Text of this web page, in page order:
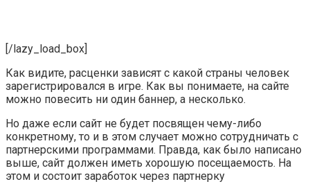
[/lazy_load_box]
Как видите, расценки зависят с какой страны человек
зарегистрировался в игре. Как вы понимаете, на сайте
можно повесить ни один баннер, а несколько.
Но даже если сайт не будет посвящен чему-либо
конкретному, то и в этом случает можно сотрудничать с
партнерскими программами. Правда, как было написано
выше, сайт должен иметь хорошую посещаемость. На
этом и состоит заработок через партнерку